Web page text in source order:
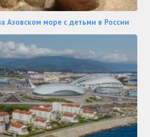
Азовском море с детьми в России